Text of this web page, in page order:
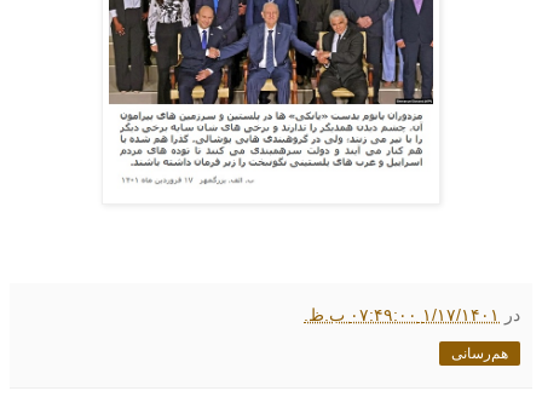
در ۱/۱۷/۱۴۰۱ ۰۷:۴۹:۰۰ ب.ظ.
هم‌رسانی